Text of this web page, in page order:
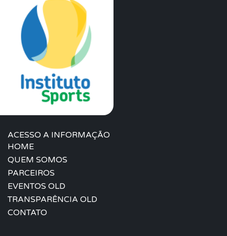
ACESSO A INFORMAÇÃO
HOME
QUEM SOMOS
PARCEIROS
EVENTOS OLD
TRANSPARÊNCIA OLD
CONTATO